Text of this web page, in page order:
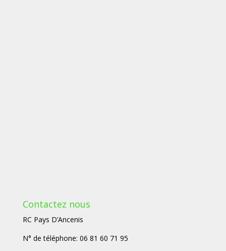
Contactez nous
RC Pays D’Ancenis
N° de téléphone: 06 81 60 71 95